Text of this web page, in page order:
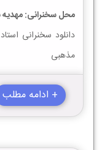
محل سخنرانی:
دانلود سخنرانی
مذهبی
+ ادامه مطلب